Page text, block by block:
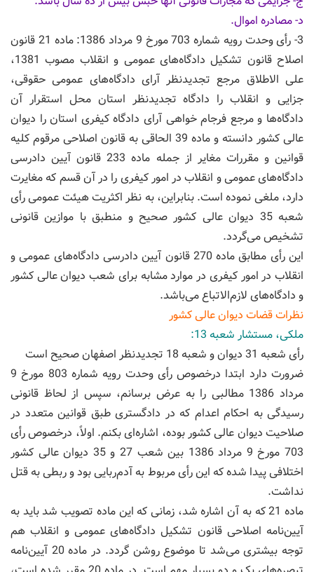
د- مصادره اموال.
3- رأی وحدت رویه شماره 703 مورخ 9 مرداد 1386: ماده 21 قانون
اصلاح قانون تشکیل دادگاه‌های عمومی و انقلاب مصوب 1381،
علی الاطلاق مرجع تجدیدنظر آرای دادگاه‌های عمومی حقوقی،
جزایی و انقلاب را دادگاه تجدیدنظر استان محل استقرار آن
دادگاه‌ها و مرجع فرجام خواهی آرای دادگاه کیفری استان را دیوان
عالی کشور دانسته و ماده 39 الحاقی به قانون اصلاحی مرقوم کلیه
قوانین و مقررات مغایر از جمله ماده 233 قانون آیین دادرسی
دادگاه‌های عمومی و انقلاب در امور کیفری را در آن قسم که مغایرت
دارد، ملغی نموده است. بنابراین، به نظر اکثریت هیئت عمومی رأی
شعبه 35 دیوان عالی کشور صحیح و منطبق با موازین قانونی
تشخیص می‌گردد.
این رأی مطابق ماده 270 قانون آیین دادرسی دادگاه‌های عمومی و
انقلاب در امور کیفری در موارد مشابه برای شعب دیوان عالی کشور
و دادگاه‌های لازم‌الاتباع می‌باشد.
نظرات قضات دیوان عالی کشور
ملکی، مستشار شعبه 13:
رأی شعبه 31 دیوان و شعبه 18 تجدیدنظر اصفهان صحیح است
ضرورت دارد ابتدا درخصوص رأی وحدت رویه شماره 803 مورخ 9
مرداد 1386 مطالبی را به عرض برسانم، سپس از لحاظ قانونی
رسیدگی به احکام اعدام که در دادگستری طبق قوانین متعدد در
صلاحیت دیوان عالی کشور بوده، اشاره‌ای بکنم. اولاً، درخصوص رأی
703 مورخ 9 مرداد 1386 بین شعب 27 و 35 دیوان عالی کشور
اختلافی پیدا شده که این رأی مربوط به آدم‌ربایی بود و ربطی به قتل
نداشت.
ماده 21 که به آن اشاره شد، زمانی که این ماده تصویب شد باید به
آیین‌نامه اصلاحی قانون تشکیل دادگاه‌های عمومی و انقلاب هم
توجه بیشتری می‌شد تا موضوع روشن گردد. در ماده 20 آیین‌نامه